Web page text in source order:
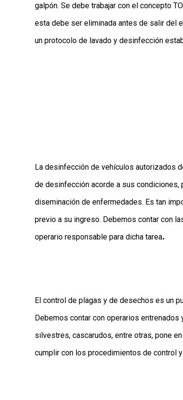
galpón. Se debe trabajar con el concepto
esta debe ser eliminada antes de salir del
un protocolo de lavado y desinfección
La desinfección de vehículos autorizados
de desinfección acorde a sus
diseminación de enfermedades. Es tan
previo a su ingreso. Debemos contar con
operario responsable para dicha tarea.
El control de plagas y de desechos es un
Debemos contar con operarios
silvestres, cascarudos, entre otras, pone
cumplir con los procedimientos de control